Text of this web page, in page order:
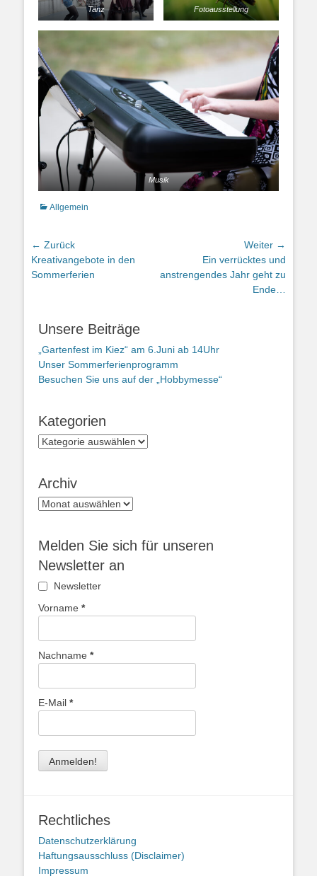
Tanz Fotoausstellung
Musik
Kategorien
Allgemein
Beitragsnavigation
← Zurück
Vorheriger
Beitrag:
Kreativangebote in den
Sommerferien
Weiter →
Beitrag:
Ein verrücktes und
anstrengendes Jahr geht zu
Ende…
Unsere Beiträge
„Gartenfest im Kiez“ am 6.Juni ab 14Uhr
Unser Sommerferienprogramm
Besuchen Sie uns auf der „Hobbymesse“
Kategorien
Kategorien
Archiv
Archiv
Melden Sie sich für unseren
Newsletter an
Newsletter
Vorname *
Nachname *
E-Mail *
Rechtliches
Datenschutzerklärung
Haftungsausschluss (Disclaimer)
Impressum